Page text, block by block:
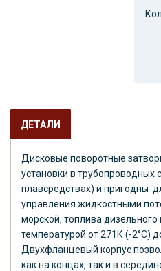
ДЕТАЛИ
Дисковые поворотные
установки в трубопроводных
плавсредствах) и пригодны
управления жидкостными
морской, топлива дизельного
температурой от 271К (-2°С)
Двухфланцевый корпус
как на концах, так и в